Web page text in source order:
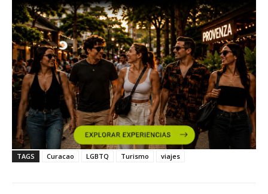
TAGS Curacao LGBTQ Turismo viajes